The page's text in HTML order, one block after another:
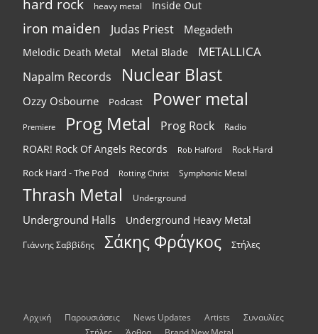
hard rock heavy metal Inside Out
iron maiden Judas Priest Megadeth
Melodic Death Metal Metal Blade METALLICA
Napalm Records Nuclear Blast
Ozzy Osbourne Podcast Power metal
Premiere Prog Metal Prog Rock Radio
ROAR! Rock Of Angels Records Rob Halford Rock Hard
Rock Hard - The Pod Rotting Christ Symphonic Metal
Thrash Metal Underground
Underground Halls Underground Heavy Metal
Γιάννης Σαββίδης Σάκης Φράγκος Στήλες
Αρχική Παρουσιάσεις News Updates Artists
Συναυλίες